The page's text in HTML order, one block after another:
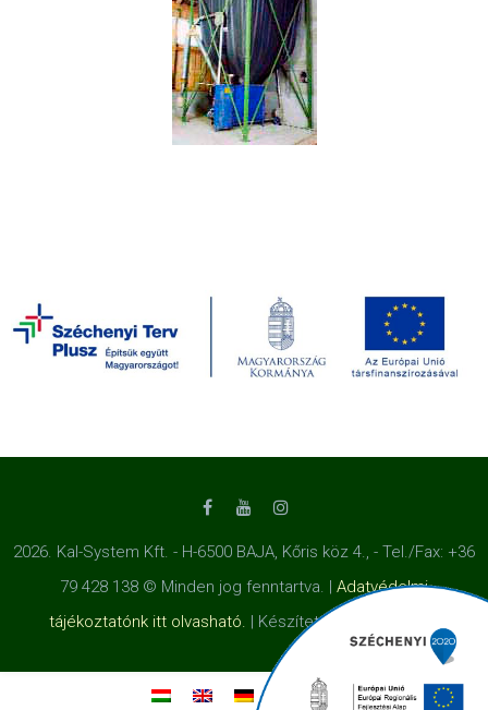
2026. Kal-System Kft. - H-6500 BAJA, Kőris köz 4., - Tel./Fax: +36
79 428 138 © Minden jog fenntartva. | Adatvédelmi
tájékoztatónk itt olvasható. | Készítette a